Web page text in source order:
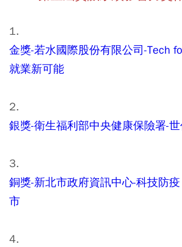
1.
金獎-若水國際股份有限公司-Tech
就業新可能
2.
銀獎-衛生福利部中央健康保險署-
3.
銅獎-新北市政府資訊中心-科技防
市
4.